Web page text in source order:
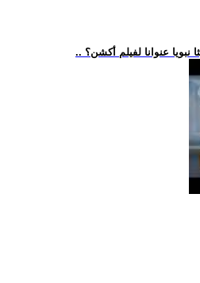
نبويا عنوانا لفيلم أكشن؟